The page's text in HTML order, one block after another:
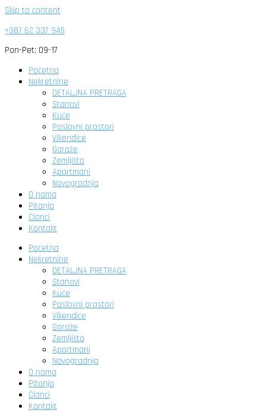
Skip to content
+387 62 337 945
Pon-Pet: 09-17
Početna
Nekretnine
DETALJNA PRETRAGA
Stanovi
Kuće
Poslovni prostori
Vikendice
Garaže
Zemljišta
Apartmani
Novogradnja
O nama
Pitanja
Članci
Kontakt
Početna
Nekretnine
DETALJNA PRETRAGA
Stanovi
Kuće
Poslovni prostori
Vikendice
Garaže
Zemljišta
Apartmani
Novogradnja
O nama
Pitanja
Članci
Kontakt